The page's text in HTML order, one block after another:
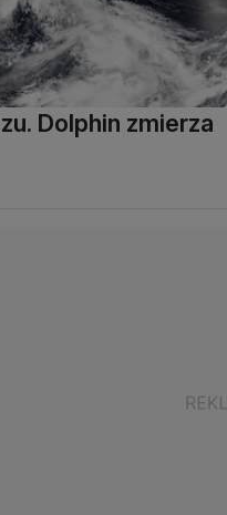
Dolphin zmierza